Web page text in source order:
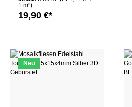
1 m²)
19,90 €*
Neu